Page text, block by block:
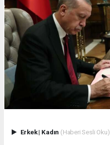
Erkek| Kadın (Haberi Sesli Oku)